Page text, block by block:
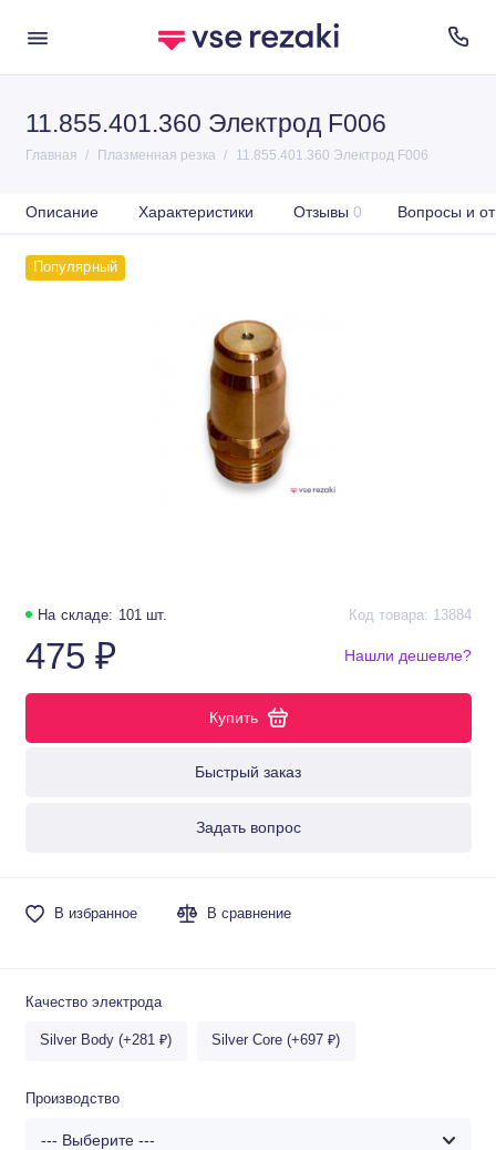
11.855.401.360 Электрод F006
Главная Плазменная резка 11.855.401.360 Электрод F006
Описание Характеристики Отзывы 0 Вопросы и
Популярный
На складе: 101 шт. Код товара: 13884
475 ₽
Купить
Быстрый заказ
Задать вопрос
Нашли дешевле?
В избранное В сравнение
Качество электрода
Silver Body (+281 ₽) Silver Core (+697 ₽)
Производство